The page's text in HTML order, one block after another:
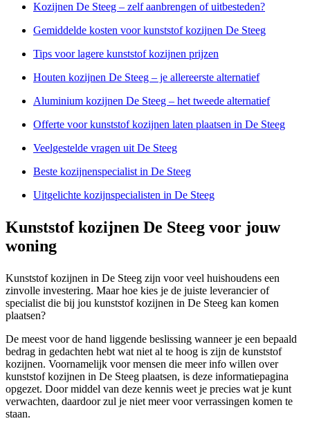
Kozijnen De Steeg – zelf aanbrengen of uitbesteden?
Gemiddelde kosten voor kunststof kozijnen De Steeg
Tips voor lagere kunststof kozijnen prijzen
Houten kozijnen De Steeg – je allereerste alternatief
Aluminium kozijnen De Steeg – het tweede alternatief
Offerte voor kunststof kozijnen laten plaatsen in De Steeg
Veelgestelde vragen uit De Steeg
Beste kozijnenspecialist in De Steeg
Uitgelichte kozijnspecialisten in De Steeg
Kunststof kozijnen De Steeg voor jouw
woning
Kunststof kozijnen in De Steeg zijn voor veel huishoudens een
zinvolle investering. Maar hoe kies je de juiste leverancier of
specialist die bij jou kunststof kozijnen in De Steeg kan komen
plaatsen?
De meest voor de hand liggende beslissing wanneer je een bepaald
bedrag in gedachten hebt wat niet al te hoog is zijn de kunststof
kozijnen. Voornamelijk voor mensen die meer info willen over
kunststof kozijnen in De Steeg plaatsen, is deze informatiepagina
opgezet. Door middel van deze kennis weet je precies wat je kunt
verwachten, daardoor zul je niet meer voor verrassingen komen te
staan.